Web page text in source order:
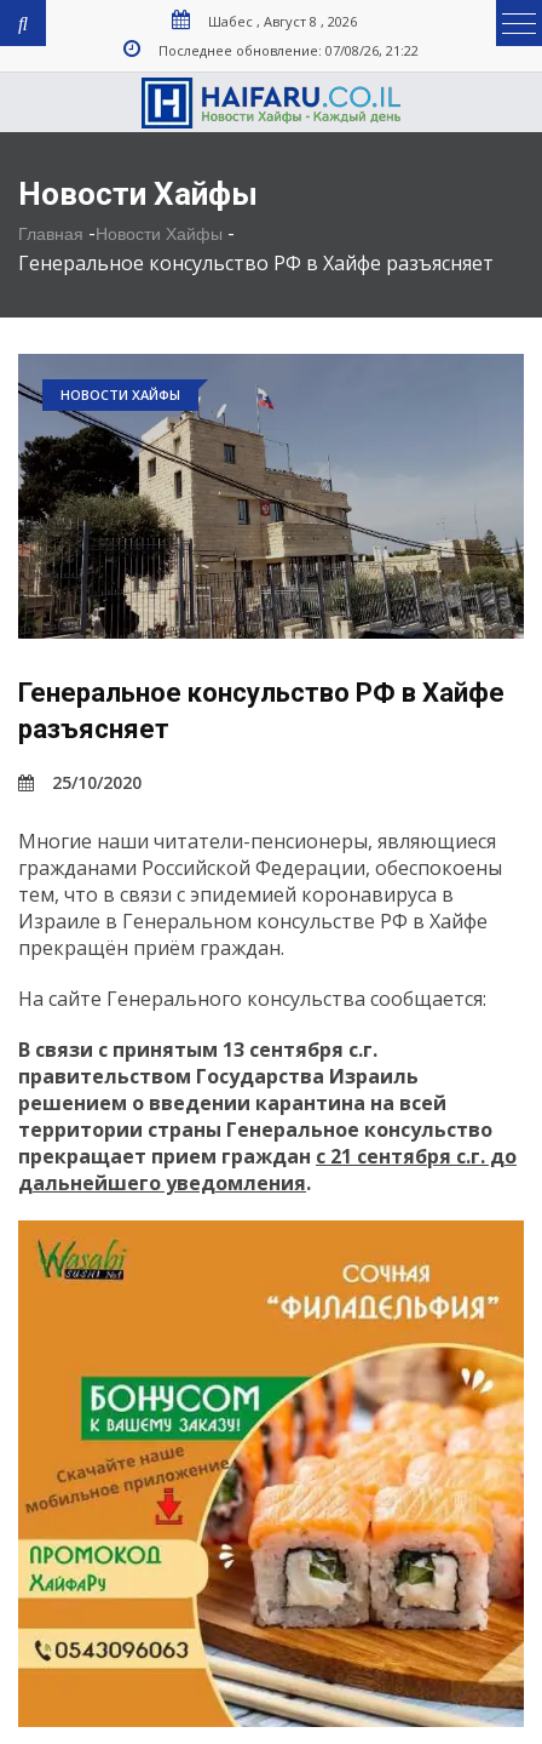
Шабес , Август 8 , 2026
Последнее обновление: 07/08/26, 21:22
Новости Хайфы
Главная -Новости Хайфы -
Генеральное консульство РФ в Хайфе разъясняет
НОВОСТИ ХАЙФЫ
Генеральное консульство РФ в Хайфе
разъясняет
25/10/2020
Многие наши читатели-пенсионеры, являющиеся
гражданами Российской Федерации, обеспокоены
тем, что в связи с эпидемией коронавируса в
Израиле в Генеральном консульстве РФ в Хайфе
прекращён приём граждан.
На сайте Генерального консульства сообщается:
В связи с принятым 13 сентября с.г.
правительством Государства Израиль
решением о введении карантина на всей
территории страны Генеральное консульство
прекращает прием граждан с 21 сентября с.г. до
дальнейшего уведомления.